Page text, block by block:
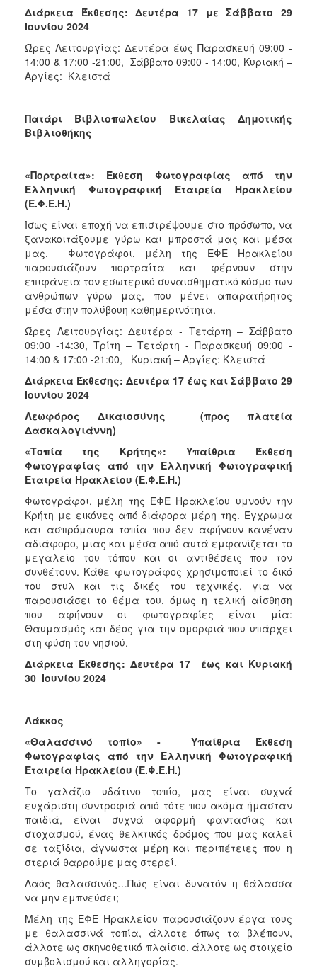
Διάρκεια Έκθεσης: Δευτέρα 17 με Σάββατο 29
Ιουνίου 2024
Ώρες Λειτουργίας: Δευτέρα έως Παρασκευή 09:00 -
14:00 & 17:00 -21:00, Σάββατο 09:00 - 14:00, Κυριακή –
Αργίες: Κλειστά
Πατάρι Βιβλιοπωλείου Βικελαίας Δημοτικής
Βιβλιοθήκης
«Πορτραίτα»: Έκθεση Φωτογραφίας από την
Ελληνική Φωτογραφική Εταιρεία Ηρακλείου
(Ε.Φ.Ε.Η.)
Ίσως είναι εποχή να επιστρέψουμε στο πρόσωπο, να
ξανακοιτάξουμε γύρω και μπροστά μας και μέσα
μας. Φωτογράφοι, μέλη της ΕΦΕ Ηρακλείου
παρουσιάζουν πορτραίτα και φέρνουν στην
επιφάνεια τον εσωτερικό συναισθηματικό κόσμο των
ανθρώπων γύρω μας, που μένει απαρατήρητος
μέσα στην πολύβουη καθημερινότητα.
Ώρες Λειτουργίας: Δευτέρα - Τετάρτη – Σάββατο
09:00 -14:30, Τρίτη – Τετάρτη - Παρασκευή 09:00 -
14:00 & 17:00 -21:00, Κυριακή – Αργίες: Κλειστά
Διάρκεια Έκθεσης: Δευτέρα 17 έως και Σάββατο 29
Ιουνίου 2024
Λεωφόρος Δικαιοσύνης
(προς πλατεία
Δασκαλογιάννη)
«Τοπία της Κρήτης»: Υπαίθρια Έκθεση
Φωτογραφίας από την Ελληνική Φωτογραφική
Εταιρεία Ηρακλείου (Ε.Φ.Ε.Η.)
Φωτογράφοι, μέλη της ΕΦΕ Ηρακλείου υμνούν την
Κρήτη με εικόνες από διάφορα μέρη της. Έγχρωμα
και ασπρόμαυρα τοπία που δεν αφήνουν κανέναν
αδιάφορο, μιας και μέσα από αυτά εμφανίζεται το
μεγαλείο του τόπου και οι αντιθέσεις που τον
συνθέτουν. Κάθε φωτογράφος χρησιμοποιεί το δικό
του στυλ και τις δικές του τεχνικές, για να
παρουσιάσει το θέμα του, όμως η τελική αίσθηση
που αφήνουν οι φωτογραφίες είναι μία:
Θαυμασμός και δέος για την ομορφιά που υπάρχει
στη φύση του νησιού.
Διάρκεια Έκθεσης: Δευτέρα 17 έως και Κυριακή
30 Ιουνίου 2024
Λάκκος
«Θαλασσινό τοπίο» - Υπαίθρια Έκθεση
Φωτογραφίας από την Ελληνική Φωτογραφική
Εταιρεία Ηρακλείου (Ε.Φ.Ε.Η.)
Το γαλάζιο υδάτινο τοπίο, μας είναι συχνά
ευχάριστη συντροφιά από τότε που ακόμα ήμασταν
παιδιά, είναι συχνά αφορμή φαντασίας και
στοχασμού, ένας θελκτικός δρόμος που μας καλεί
σε ταξίδια, άγνωστα μέρη και περιπέτειες που η
στεριά θαρρούμε μας στερεί.
Λαός θαλασσινός…Πώς είναι δυνατόν η θάλασσα
να μην εμπνεύσει;
Μέλη της ΕΦΕ Ηρακλείου παρουσιάζουν έργα τους
με θαλασσινά τοπία, άλλοτε όπως τα βλέπουν,
άλλοτε ως σκηνοθετικό πλαίσιο, άλλοτε ως στοιχείο
συμβολισμού και αλληγορίας.